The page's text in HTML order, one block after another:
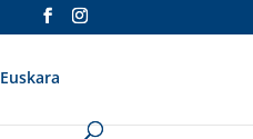
Euskara